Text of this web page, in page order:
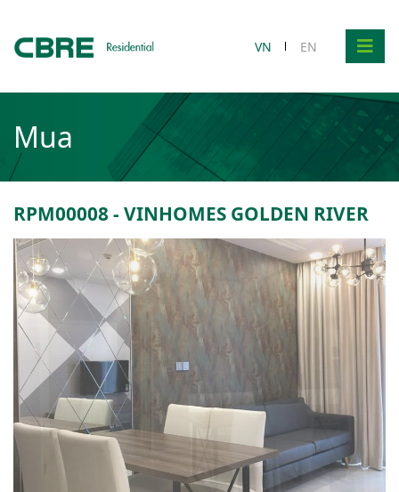
VN EN
Mua
RPM00008 - VINHOMES GOLDEN RIVER